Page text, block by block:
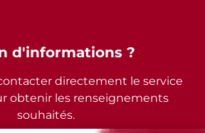
d'informations ?
directement le service
obtenir les renseignements
souhaités.